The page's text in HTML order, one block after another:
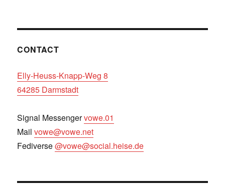
CONTACT
Elly-Heuss-Knapp-Weg 8
64285 Darmstadt
Signal Messengervowe.01
Mailvowe@vowe.net
Fediverse@vowe@social.heise.de